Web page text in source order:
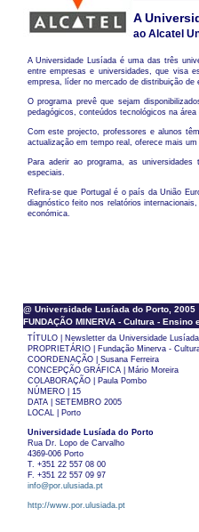
A
ao Alcatel
A Universidade Lusíada é uma das três
entre empresas e universidades, que visa
empresa, líder no mercado de distribuição
O programa prevê que sejam
pedagógicos, conteúdos tecnológicos na
Com este projecto, professores e alunos
actualização em tempo real, oferece mais
Para aderir ao programa, as
especiais.
Refira-se que Portugal é o país da União
diagnóstico feito nos relatórios
económica.
@ Universidade Lusíada do Porto, 2005
FUNDAÇÃO MINERVA - Cultura -
TÍTULO | Newsletter da Universidade
PROPRIETÁRIO | Fundação Minerva -
COORDENAÇÃO | Susana Ferreira
CONCEPÇÃO GRÁFICA | Mário Moreira
COLABORAÇÃO | Paula Pombo
NÚMERO | 15
DATA | SETEMBRO 2005
LOCAL | Porto
Universidade Lusíada do Porto
Rua Dr. Lopo de Carvalho
4369-006 Porto
T. +351 22 557 08 00
F. +351 22 557 09 97
info@por.ulusiada.pt
http://www.por.ulusiada.pt